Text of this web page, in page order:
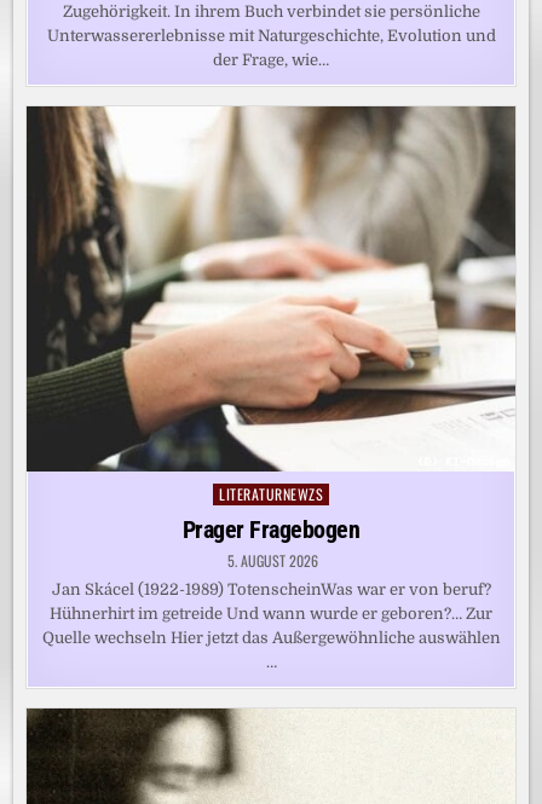
Zugehörigkeit. In ihrem Buch verbindet sie persönliche
Unterwassererlebnisse mit Naturgeschichte, Evolution und
der Frage, wie…
Posted
LITERATURNEWZS
Prager Fragebogen
5. AUGUST 2026
Jan Skácel (1922-1989) TotenscheinWas war er von beruf?
Hühnerhirt im getreide Und wann wurde er geboren?… Zur
Quelle wechseln Hier jetzt das Außergewöhnliche auswählen
…